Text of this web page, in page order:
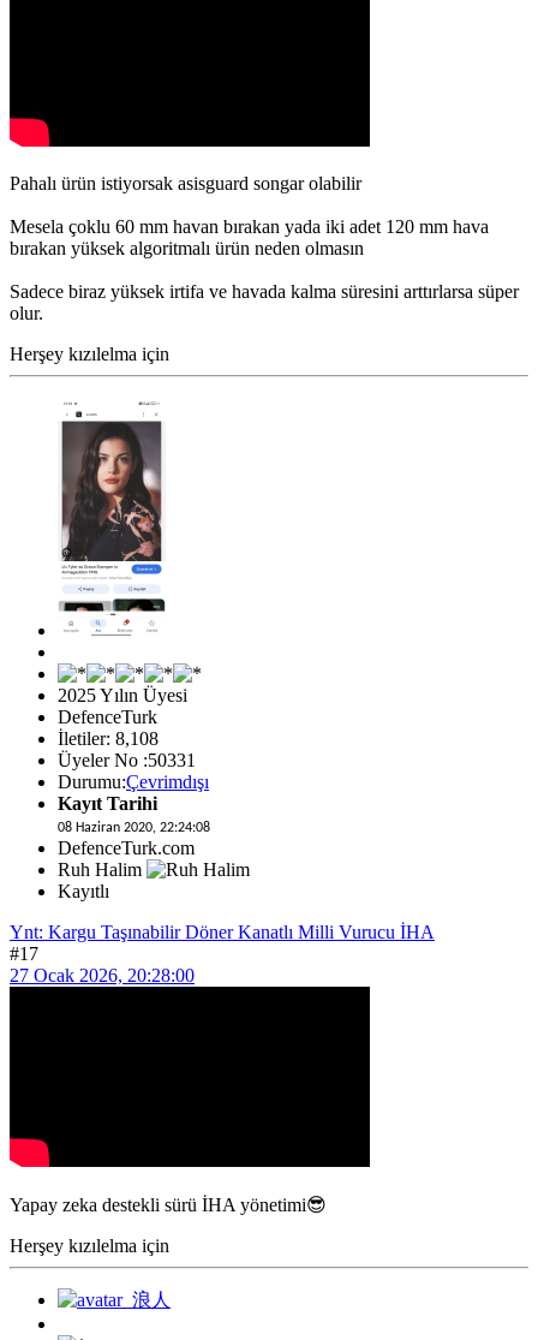
Pahalı ürün istiyorsak asisguard songar olabilir
Mesela çoklu 60 mm havan bırakan yada iki adet 120 mm hava
bırakan yüksek algoritmalı ürün neden olmasın
Sadece biraz yüksek irtifa ve havada kalma süresini arttırlarsa süper
olur.
Herşey kızılelma için
2025 Yılın Üyesi
DefenceTurk
İletiler: 8,108
Üyeler No :50331
Durumu:Çevrimdışı
Kayıt Tarihi
08 Haziran 2020, 22:24:08
DefenceTurk.com
Ruh Halim
Kayıtlı
Ynt: Kargu Taşınabilir Döner Kanatlı Milli Vurucu İHA
#17
27 Ocak 2026, 20:28:00
Yapay zeka destekli sürü İHA yönetimi😎
Herşey kızılelma için